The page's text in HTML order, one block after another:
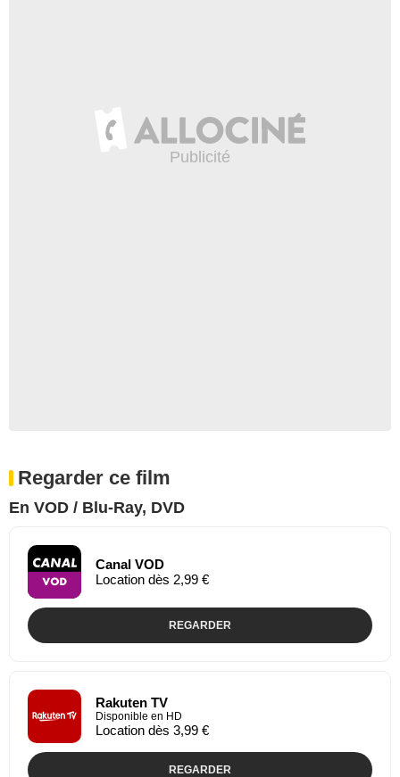
Regarder ce film
En VOD / Blu-Ray, DVD
Canal VOD
Location dès 2,99 €
REGARDER
Rakuten TV
Disponible en HD
Location dès 3,99 €
REGARDER